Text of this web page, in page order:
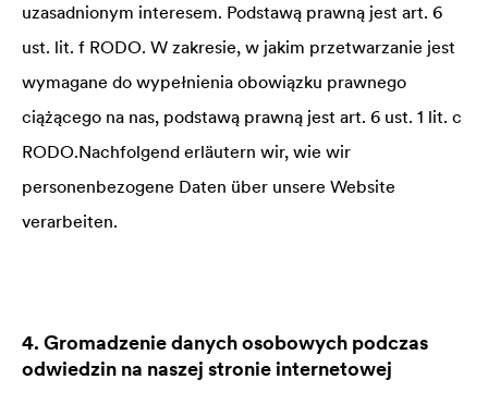
uzasadnionym interesem. Podstawą prawną jest art. 6
ust. lit. f RODO. W zakresie, w jakim przetwarzanie jest
wymagane do wypełnienia obowiązku prawnego
ciążącego na nas, podstawą prawną jest art. 6 ust. 1 lit. c
RODO.Nachfolgend erläutern wir, wie wir
personenbezogene Daten über unsere Website
verarbeiten.
4. Gromadzenie danych osobowych podczas
odwiedzin na naszej stronie internetowej